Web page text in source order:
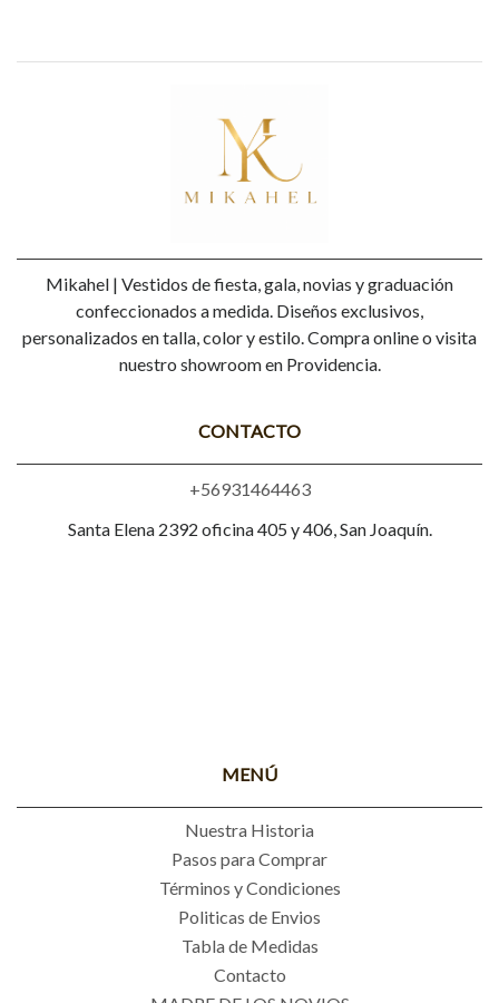
Mikahel | Vestidos de fiesta, gala, novias y graduación
confeccionados a medida. Diseños exclusivos,
personalizados en talla, color y estilo. Compra online o visita
nuestro showroom en Providencia.
CONTACTO
+56931464463
Santa Elena 2392 oficina 405 y 406, San Joaquín.
MENÚ
Nuestra Historia
Pasos para Comprar
Términos y Condiciones
Politicas de Envios
Tabla de Medidas
Contacto